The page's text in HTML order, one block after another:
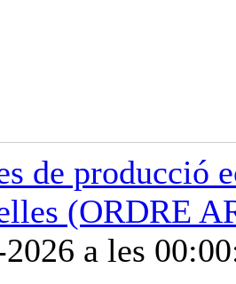
de producció
(ORDRE
a les